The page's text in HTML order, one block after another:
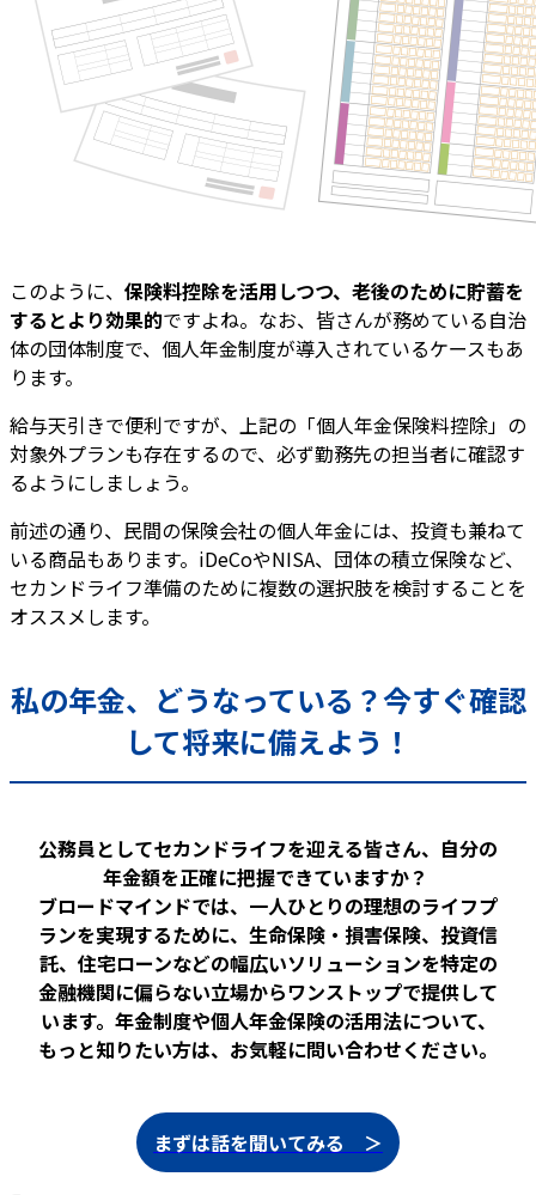
このように、 保険料控除を活用しつつ、老後のために貯蓄を
するとより効果的ですよね。なお、皆さんが務めている自治
体の団体制度で、個人年金制度が導入されているケースもあ
ります。
給与天引きで便利ですが、上記の「個人年金保険料控除」の
対象外プランも存在するので、必ず勤務先の担当者に確認す
るようにしましょう。
前述の通り、民間の保険会社の個人年金には、投資も兼ねて
いる商品もあります。iDeCoやNISA、団体の積立保険など、
セカンドライフ準備のために複数の選択肢を検討することを
オススメします。
私の年金、どうなっている？今すぐ確認
して将来に備えよう！
公務員としてセカンドライフを迎える皆さん、自分の
年金額を正確に把握できていますか？
ブロードマインドでは、一人ひとりの理想のライフプ
ランを実現するために、生命保険・損害保険、投資信
託、住宅ローンなどの幅広いソリューションを特定の
金融機関に偏らない立場からワンストップで提供して
います。年金制度や個人年金保険の活用法について、
もっと知りたい方は、お気軽に問い合わせください。
まずは話を聞いてみる ＞